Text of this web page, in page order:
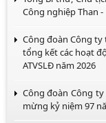
Công nghiệp Than
Công đoàn Công
tổng kết các hoạt
ATVSLĐ năm 2026
Công đoàn Công
mừng kỷ niệm 97